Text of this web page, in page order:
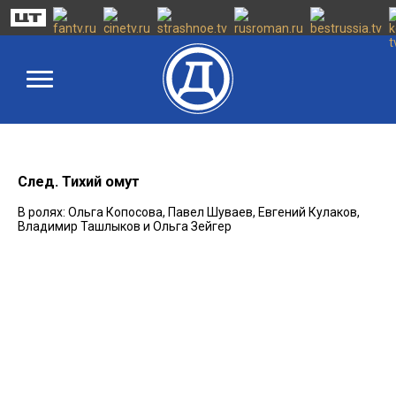
След. Тихий омут
В ролях: Ольга Копосова, Павел Шуваев, Евгений Кулаков,
Владимир Ташлыков и Ольга Зейгер